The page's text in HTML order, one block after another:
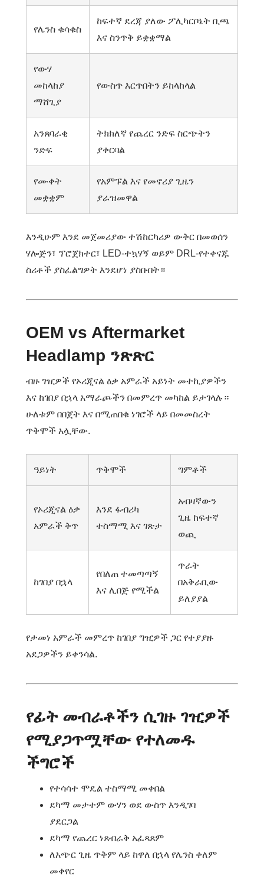
የሌንስ ቁሳቁስ
ከፍተኛ ደረጃ ያለው ፖሊካርቦኔት ቢጫ
እና ስንጥቅ ይቋቋማል
የውሃ
መከላከያ
ማሸጊያ
የውስጥ እርጥበትን ይከላከላል
አንጸባራቂ
ንድፍ
ትክክለኛ የጨረር ንድፍ ስርጭትን
ያቀርባል
የሙቀት
መቋቋም
የአምፑል እና የመኖሪያ ጊዜን
ያራዝመዋል
እንዲሁም እንደ መጀመሪያው ተሽከርካሪዎ ውቅር በመወሰን
ሃሎጅን፣ ፕሮጀክተር፣ LED-ተኳሃኝ ወይም DRL-የተቀናጁ
ስሪቶች ያስፈልግዎት እንደሆነ ያስቡበት።
OEM vs Aftermarket
Headlamp ንጽጽር
ብዙ ገዢዎች የኦሪጂናል ዕቃ አምራች አይነት መተኪያዎችን
እና ከገበያ በኋላ አማራጮችን በመምረጥ መካከል ይታገላሉ።
ሁለቱም በበጀት እና በሚጠበቁ ነገሮች ላይ በመመስረት
ጥቅሞች አሏቸው.
ዓይነት ጥቅሞች ግምቶች
የኦሪጂናል ዕቃ
አምራች ቅጥ
እንደ ፋብሪካ
ተስማሚ እና ገጽታ
አብዛኛውን
ጊዜ ከፍተኛ
ወጪ
ከገበያ በኋላ
የበለጠ ተመጣጣኝ
እና ሊበጅ የሚችል
ጥራት
በአቅራቢው
ይለያያል
የታመነ አምራች መምረጥ ከገበያ ግዢዎች ጋር የተያያዙ
አደጋዎችን ይቀንሳል.
የፊት መብራቶችን ሲገዙ ገዢዎች
የሚያጋጥሟቸው የተለመዱ
ችግሮች
የተሳሳተ ሞዴል ተስማሚ መቀበል
ደካማ መታተም ውሃን ወደ ውስጥ እንዲገባ
ያደርጋል
ደካማ የጨረር ነጸብራቅ አፈጻጸም
ለአጭር ጊዜ ጥቅም ላይ ከዋለ በኋላ የሌንስ ቀለም
መቀየር